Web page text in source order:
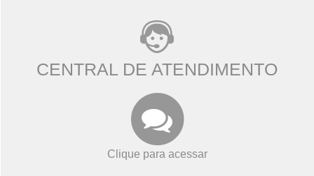
CENTRAL DE ATENDIMENTO
Clique para acessar